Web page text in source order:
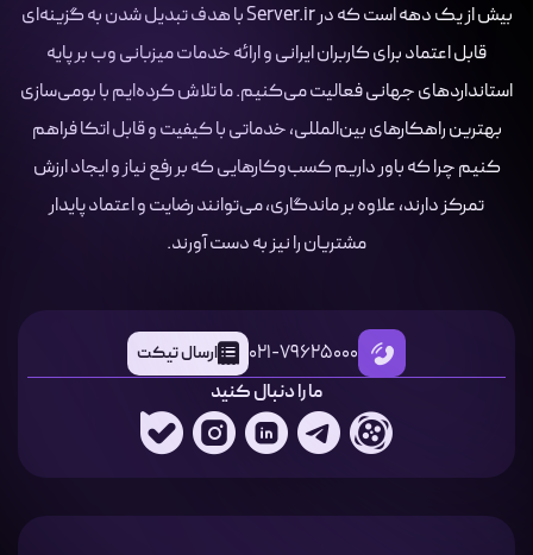
بیش از یک دهه است که در Server.ir با هدف تبدیل شدن به گزینه‌ای
قابل اعتماد برای کاربران ایرانی و ارائه خدمات میزبانی وب بر پایه
استانداردهای جهانی فعالیت می‌کنیم. ما تلاش کرده‌ایم با بومی‌سازی
بهترین راهکارهای بین‌المللی، خدماتی با کیفیت و قابل اتکا فراهم
کنیم چرا که باور داریم کسب‌وکارهایی که بر رفع نیاز و ایجاد ارزش
تمرکز دارند، علاوه بر ماندگاری، می‌توانند رضایت و اعتماد پایدار
مشتریان را نیز به دست آورند.
021-79625000 ارسال تیکت
ما را دنبال کنید